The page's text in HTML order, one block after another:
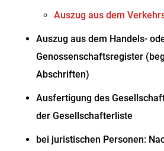
Auszug aus dem
Auszug aus dem Handels-
Genossenschaftsregister
Abschriften)
Ausfertigung des
der Gesellschafterliste
bei juristischen Personen: